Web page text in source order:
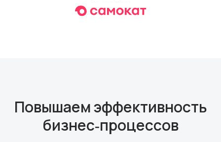
Повышаем эффективность
бизнес‑процессов